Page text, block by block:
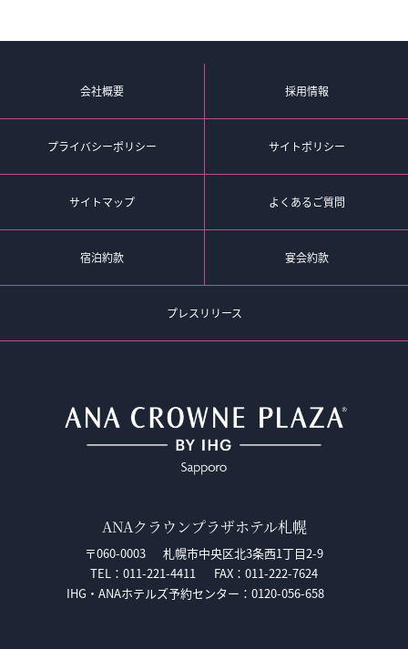
会社概要 採用情報
プライバシーポリシー サイトポリシー
サイトマップ よくあるご質問
宿泊約款 宴会約款
プレスリリース
ANAクラウンプラザホテル札幌
〒060-0003
札幌市中央区北3条西1丁目2-9
TEL：011-221-4411
FAX：011-222-7624
IHG・ANAホテルズ予約センター： 0120-056-658